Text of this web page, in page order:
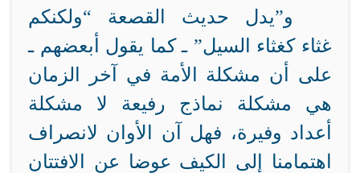
و”يدل حديث القصعة “ولكنكم
غثاء كغثاء السيل” ـ كما يقول أبعضهم ـ
على أن مشكلة الأمة في آخر الزمان
هي مشكلة نماذج رفيعة لا مشكلة
أعداد وفيرة، فهل آن الأوان لانصراف
اهتمامنا إلى الكيف عوضا عن الافتتان